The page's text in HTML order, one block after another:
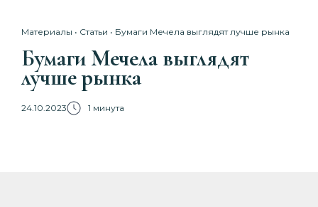
Материалы • Статьи • Бумаги Мечела выглядят лучше рынка
Бумаги Мечела выглядят
лучше рынка
24.10.2023 1 минута